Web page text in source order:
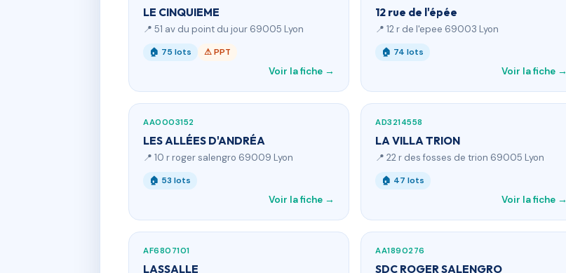
LE CINQUIEME
📍 51 av du point du jour 69005 Lyon
🏠 75 lots ⚠ PPT
Voir la fiche →
12 rue de l'épée
📍 12 r de l'epee 69003 Lyon
🏠 74 lots
Voir la fiche →
AA0003152
LES ALLÉES D'ANDRÉA
📍 10 r roger salengro 69009 Lyon
🏠 53 lots
Voir la fiche →
AD3214558
LA VILLA TRION
📍 22 r des fosses de trion 69005 Lyon
🏠 47 lots
Voir la fiche →
AF6807101
LASSALLE
AA1890276
SDC ROGER SALENGRO